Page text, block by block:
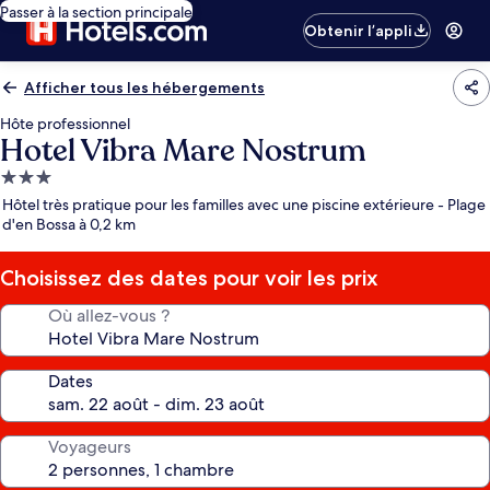
Passer à la section principale
Obtenir l’appli
Afficher tous les hébergements
Hôte professionnel
Hotel Vibra Mare Nostrum
Hébergement
3.0 étoiles
Hôtel très pratique pour les familles avec une piscine extérieure - Plage
d'en Bossa à 0,2 km
Choisissez des dates pour voir les prix
Où allez-vous ?
Dates
Voyageurs